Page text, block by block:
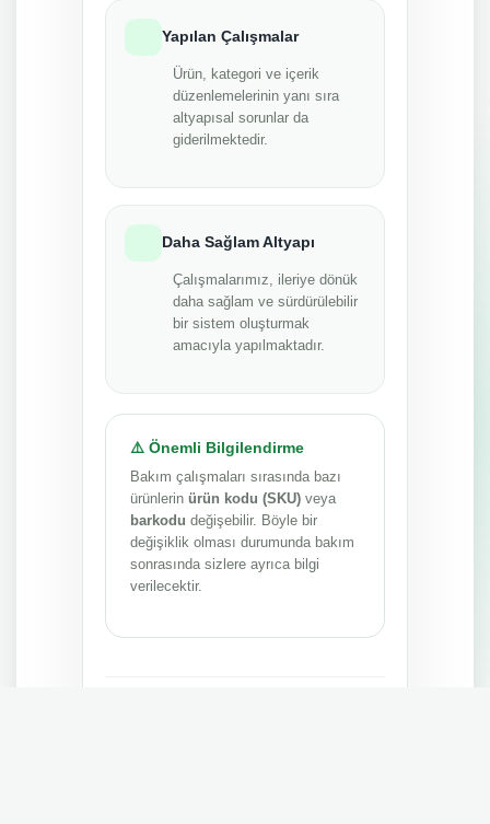
Yapılan Çalışmalar
Ürün, kategori ve içerik
düzenlemelerinin yanı sıra
altyapısal sorunlar da
giderilmektedir.
Daha Sağlam Altyapı
Çalışmalarımız, ileriye dönük
daha sağlam ve sürdürülebilir
bir sistem oluşturmak
amacıyla yapılmaktadır.
⚠️ Önemli Bilgilendirme
Bakım çalışmaları sırasında bazı
ürünlerin ürün kodu (SKU) veya
barkodu değişebilir. Böyle bir
değişiklik olması durumunda bakım
sonrasında sizlere ayrıca bilgi
verilecektir.